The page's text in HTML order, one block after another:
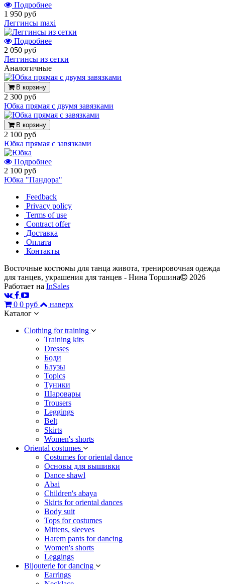
Подробнее
1 950 руб
Леггинсы maxi
Подробнее
2 050 руб
Леггинсы из сетки
Аналогичные
В корзину
2 300 руб
Юбка прямая с двумя завязками
В корзину
2 100 руб
Юбка прямая с завязками
Подробнее
2 100 руб
Юбка "Пандора"
Feedback
Privacy policy
Terms of use
Contract offer
Доставка
Оплата
Контакты
Восточные костюмы для танца живота, тренировочная одежда
для танцев, украшения для танцев - Нина Торшина
2026
Работает на InSales
0 0 руб
наверх
Каталог
Сlothing for training
Training kits
Dresses
Боди
Блузы
Topics
Туники
Шаровары
Trousers
Leggings
Belt
Skirts
Women's shorts
Oriental costumes
Costumes for oriental dance
Основы для вышивки
Dance shawl
Abai
Children's abaya
Skirts for oriental dances
Body suit
Tops for costumes
Mittens, sleeves
Harem pants for dancing
Women's shorts
Leggings
Bijouterie for dancing
Earrings